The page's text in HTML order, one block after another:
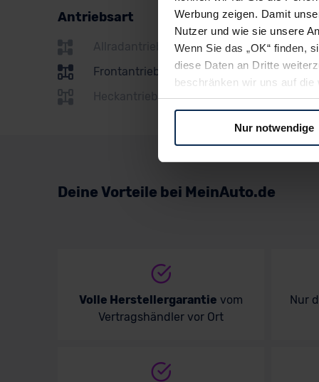
Werbung zeigen. Damit
Nutzer und wie sie unsere
Wenn Sie das „OK“ finden,
diese Daten an Dritte
beschränken wir uns auf
Sie somit nicht perfekt auf
nicht, diese Daten an
Übermittlung in ein Land
Abs. 2 lit. c DSGVO) oder
Datenschutzklauseln
Nur notwendige
Volkswagen
Volvo
Antriebsart
Allradantrieb
Frontantrieb
Heckantrieb
Deine Vorteile bei MeinAuto.de
Volle Herstellergarantie vom
Vertragshändler vor Ort
Nur